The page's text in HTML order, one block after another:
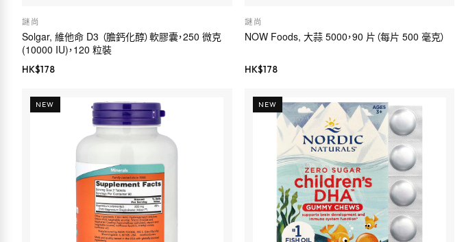
謎尚
Solgar, 維他命 D3 （膽鈣化醇）軟膠囊，250 微克
(10000 IU)，120 粒裝
HK$178
謎尚
NOW Foods, 大蒜 5000，90 片（每片 500 毫克）
HK$178
NEW NEW